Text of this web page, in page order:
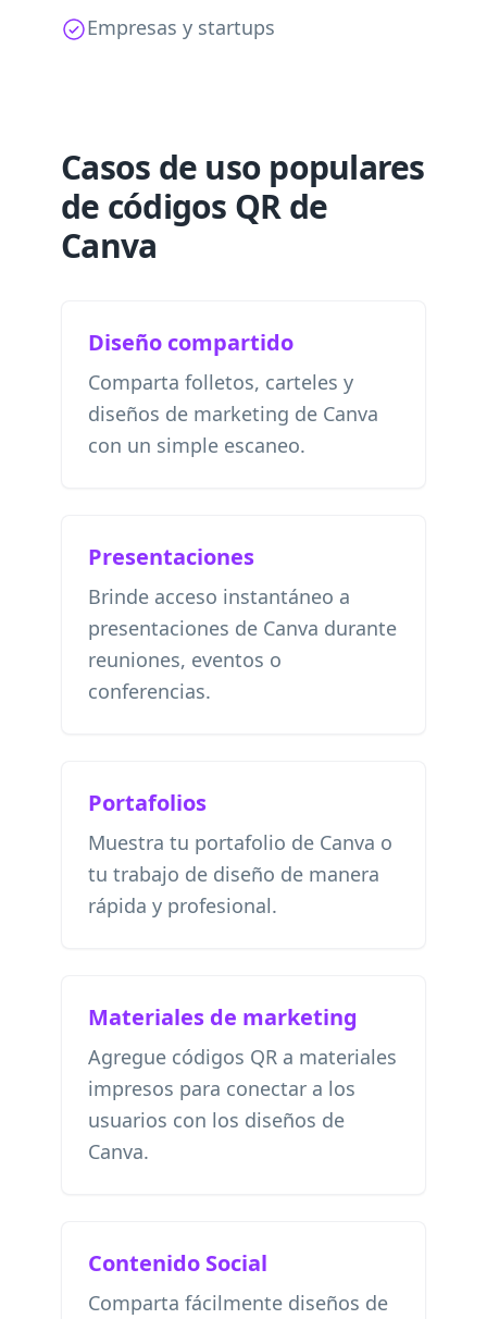
Empresas y startups
Casos de uso populares
de códigos QR de
Canva
Diseño compartido
Comparta folletos, carteles y
diseños de marketing de Canva
con un simple escaneo.
Presentaciones
Brinde acceso instantáneo a
presentaciones de Canva durante
reuniones, eventos o
conferencias.
Portafolios
Muestra tu portafolio de Canva o
tu trabajo de diseño de manera
rápida y profesional.
Materiales de marketing
Agregue códigos QR a materiales
impresos para conectar a los
usuarios con los diseños de
Canva.
Contenido Social
Comparta fácilmente diseños de